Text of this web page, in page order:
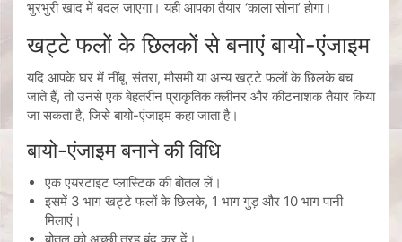
भुरभुरी खाद में बदल जाएगा। यही आपका तैयार ‘काला सोना’ होगा।
खट्टे फलों के छिलकों से बनाएं बायो-एंजाइम
यदि आपके घर में नींबू, संतरा, मौसमी या अन्य खट्टे फलों के छिलके बच
जाते हैं, तो उनसे एक बेहतरीन प्राकृतिक क्लीनर और कीटनाशक तैयार किया
जा सकता है, जिसे बायो-एंजाइम कहा जाता है।
बायो-एंजाइम बनाने की विधि
एक एयरटाइट प्लास्टिक की बोतल लें।
इसमें 3 भाग खट्टे फलों के छिलके, 1 भाग गुड़ और 10 भाग पानी
मिलाएं।